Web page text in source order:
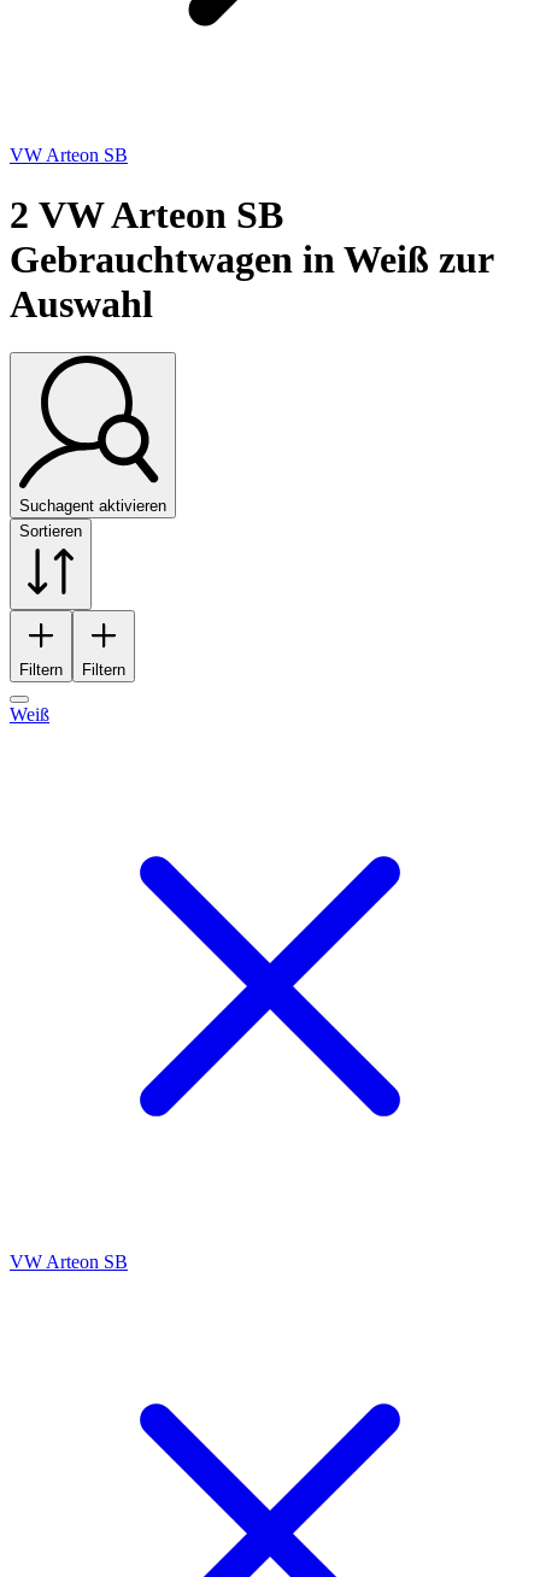
VW Arteon SB
2 VW Arteon SB
Gebrauchtwagen in Weiß zur
Auswahl
Suchagent aktivieren
Sortieren
Filtern Filtern
Weiß
VW Arteon SB